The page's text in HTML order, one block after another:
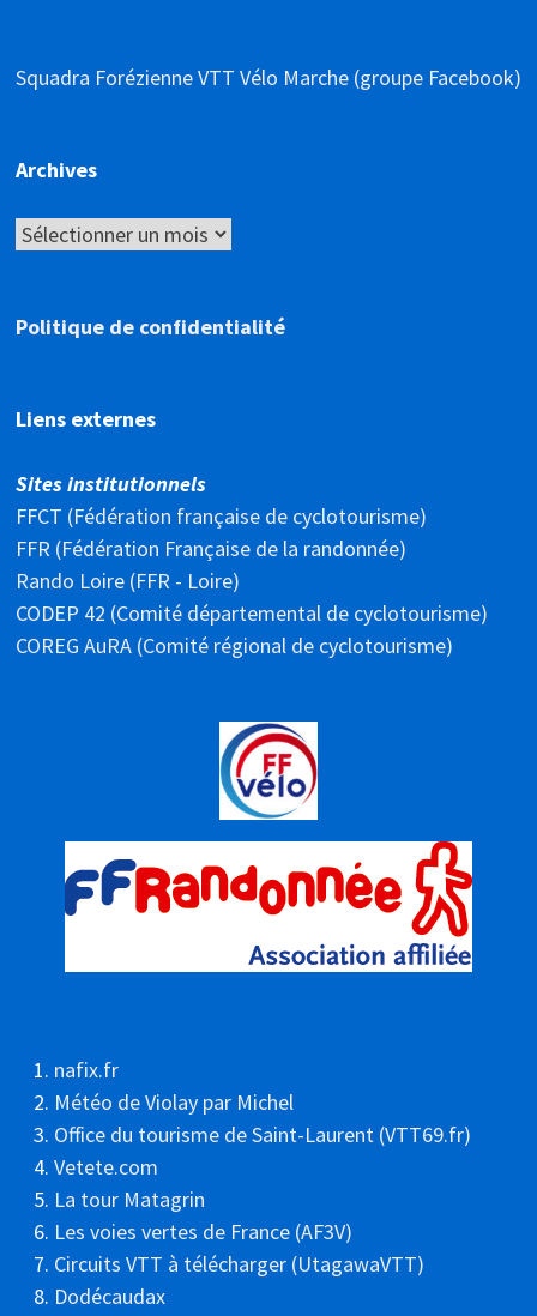
Squadra Forézienne VTT Vélo Marche (groupe Facebook)
Archives
Archives
Politique de confidentialité
Liens externes
Sites institutionnels
FFCT (Fédération française de cyclotourisme)
FFR (Fédération Française de la randonnée)
Rando Loire (FFR - Loire)
CODEP 42 (Comité départemental de cyclotourisme)
COREG AuRA (Comité régional de cyclotourisme)
nafix.fr
Météo de Violay par Michel
Office du tourisme de Saint-Laurent (VTT69.fr)
Vetete.com
La tour Matagrin
Les voies vertes de France (AF3V)
Circuits VTT à télécharger (UtagawaVTT)
Dodécaudax